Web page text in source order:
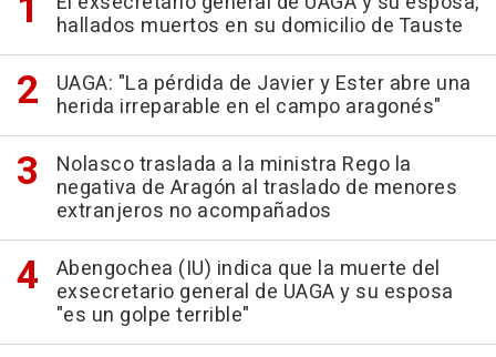
hallados muertos en su domicilio de Tauste
UAGA: "La pérdida de Javier y Ester abre una
herida irreparable en el campo aragonés"
Nolasco traslada a la ministra Rego la
negativa de Aragón al traslado de menores
extranjeros no acompañados
Abengochea (IU) indica que la muerte del
exsecretario general de UAGA y su esposa
"es un golpe terrible"